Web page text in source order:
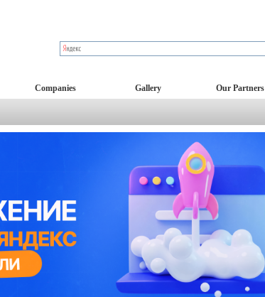
Companies Gallery Our Partners